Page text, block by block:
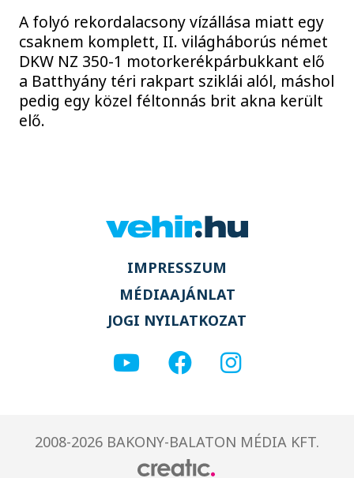
A folyó rekordalacsony vízállása miatt egy
csaknem komplett, II. világháborús német
DKW NZ 350-1 motorkerékpárbukkant elő
a Batthyány téri rakpart sziklái alól, máshol
pedig egy közel féltonnás brit akna került
elő.
IMPRESSZUM
MÉDIAAJÁNLAT
JOGI NYILATKOZAT
2008-2026 BAKONY-BALATON MÉDIA KFT.